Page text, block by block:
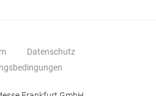
Datenschutz